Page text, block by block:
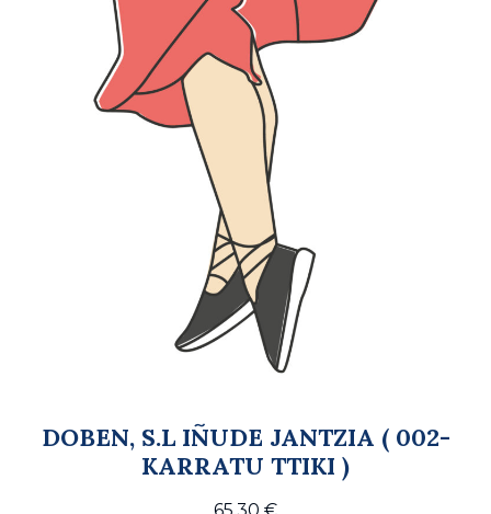
DOBEN, S.L IÑUDE JANTZIA ( 002-
KARRATU TTIKI )